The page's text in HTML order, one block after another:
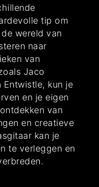
tip om
wereld van
naar
van
Jaco
Entwistle, kun je
en je eigen
van
en creatieve
kan je
te verleggen en